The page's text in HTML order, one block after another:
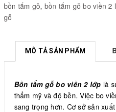
bồn tắm gỗ, bồn tắm gỗ bo viền 2
gỗ
MÔ TẢ SẢN PHẨM
Bồn tắm gỗ bo viền 2 lớp là
thẩm mỹ và độ bền. Việc bo
sang trọng hơn. Cơ sở sản